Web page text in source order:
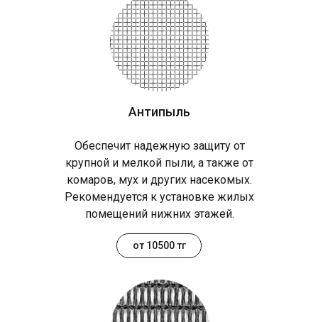
Антипыль
Обеспечит надежную защиту от
крупной и мелкой пыли, а также от
комаров, мух и других насекомых.
Рекомендуется к установке жилых
помещений нижних этажей.
от 10500 тг